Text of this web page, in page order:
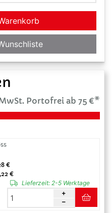
Portofrei ab 75 €*
€
€
Lieferzeit:2-5 Werktage